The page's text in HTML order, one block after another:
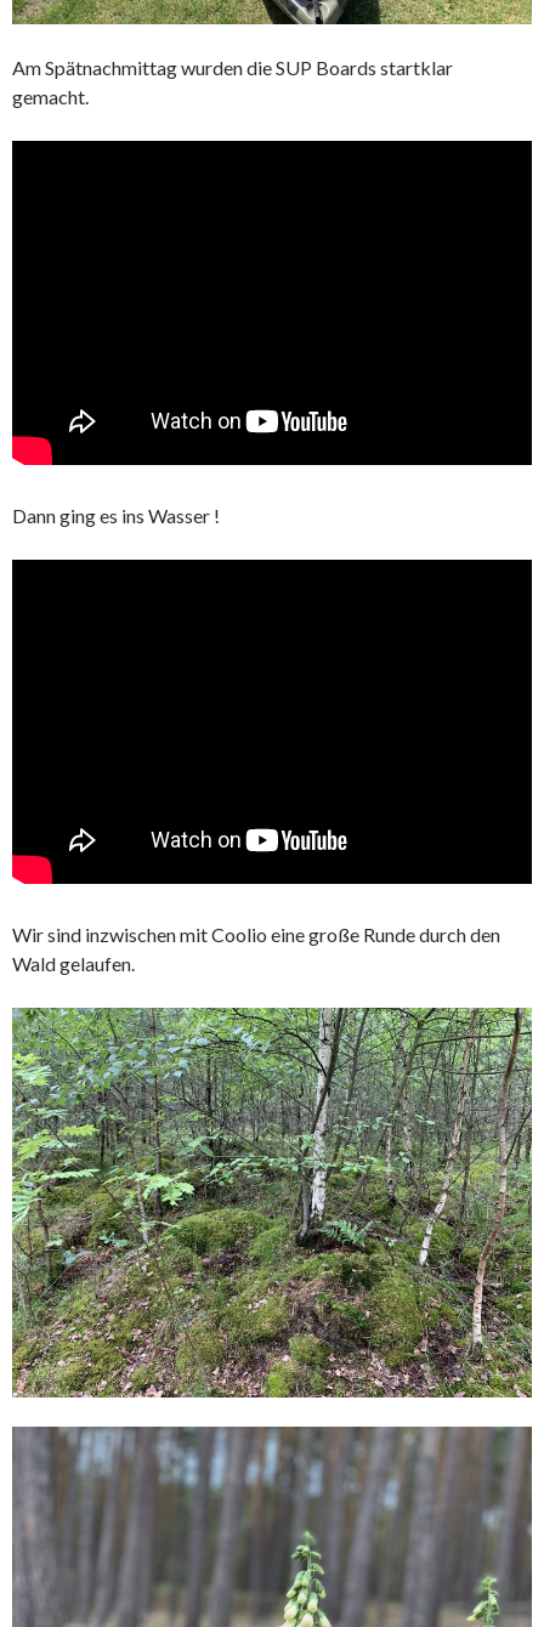
Am Spätnachmittag wurden die SUP Boards startklar
gemacht.
Dann ging es ins Wasser !
Wir sind inzwischen mit Coolio eine große Runde durch den
Wald gelaufen.